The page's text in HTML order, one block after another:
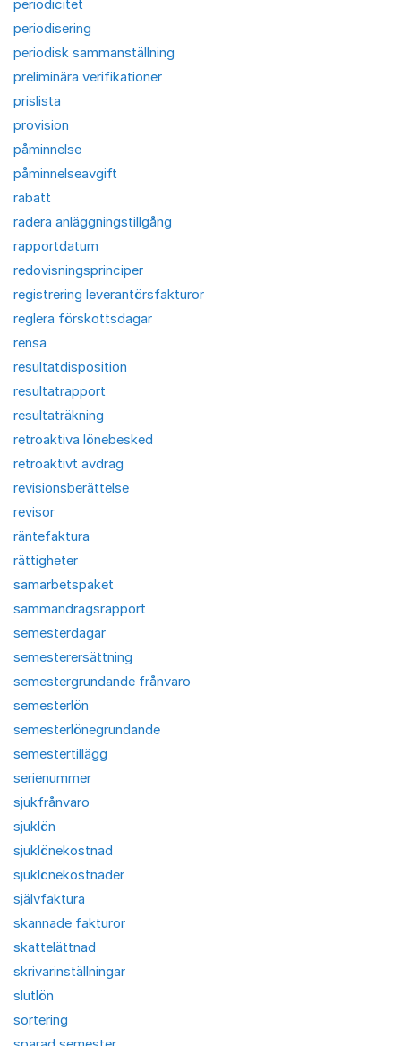
periodicitet
periodisering
periodisk sammanställning
preliminära verifikationer
prislista
provision
påminnelse
påminnelseavgift
rabatt
radera anläggningstillgång
rapportdatum
redovisningsprinciper
registrering leverantörsfakturor
reglera förskottsdagar
rensa
resultatdisposition
resultatrapport
resultaträkning
retroaktiva lönebesked
retroaktivt avdrag
revisionsberättelse
revisor
räntefaktura
rättigheter
samarbetspaket
sammandragsrapport
semesterdagar
semesterersättning
semestergrundande frånvaro
semesterlön
semesterlönegrundande
semestertillägg
serienummer
sjukfrånvaro
sjuklön
sjuklönekostnad
sjuklönekostnader
självfaktura
skannade fakturor
skattelättnad
skrivarinställningar
slutlön
sortering